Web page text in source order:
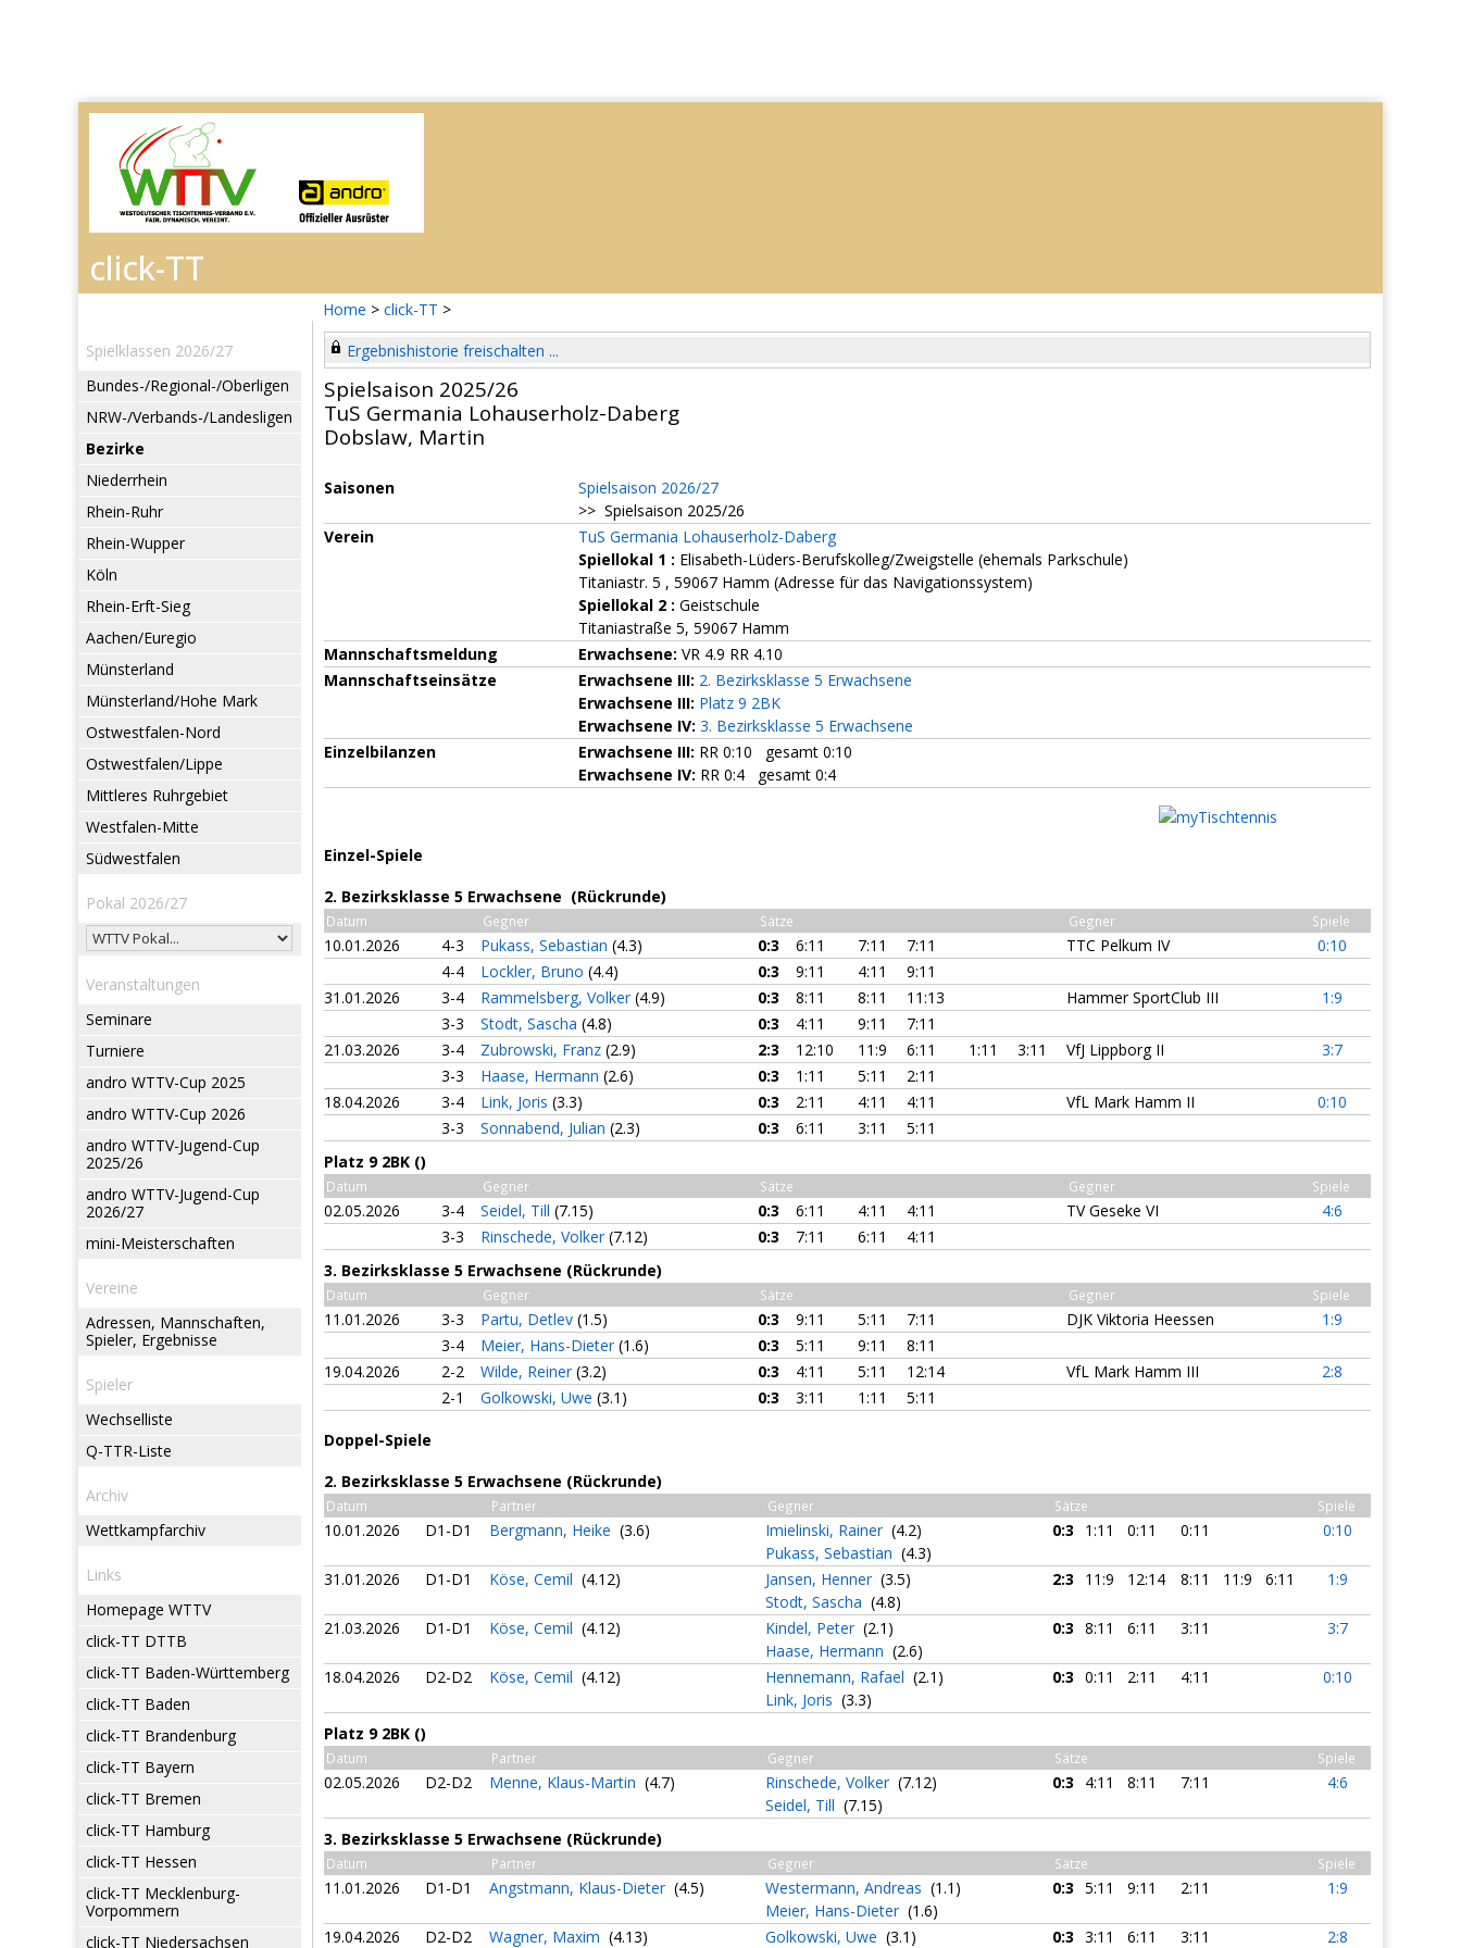
Home > click-TT >
Spielklassen 2026/27
Bundes-/Regional-/Oberligen
NRW-/Verbands-/Landesligen
Bezirke
Niederrhein
Rhein-Ruhr
Rhein-Wupper
Köln
Rhein-Erft-Sieg
Aachen/Euregio
Münsterland
Münsterland/Hohe Mark
Ostwestfalen-Nord
Ostwestfalen/Lippe
Mittleres Ruhrgebiet
Westfalen-Mitte
Südwestfalen
Pokal 2026/27
Veranstaltungen
Seminare
Turniere
andro WTTV-Cup 2025
andro WTTV-Cup 2026
andro WTTV-Jugend-Cup
2025/26
andro WTTV-Jugend-Cup
2026/27
mini-Meisterschaften
Vereine
Adressen, Mannschaften,
Spieler, Ergebnisse
Spieler
Wechselliste
Q-TTR-Liste
Archiv
Wettkampfarchiv
Links
Homepage WTTV
click-TT DTTB
click-TT Baden-Württemberg
click-TT Baden
click-TT Brandenburg
click-TT Bayern
click-TT Bremen
click-TT Hamburg
click-TT Hessen
click-TT Mecklenburg-
Vorpommern
click-TT Niedersachsen
Ergebnishistorie freischalten ...
Spielsaison 2025/26
TuS Germania Lohauserholz-Daberg
Dobslaw, Martin
Saisonen
Spielsaison 2026/27
>> Spielsaison 2025/26
Verein
TuS Germania Lohauserholz-Daberg
Spiellokal 1 : Elisabeth-Lüders-Berufskolleg/Zweigstelle (ehemals Parkschule)
Titaniastr. 5 , 59067 Hamm (Adresse für das Navigationssystem)
Spiellokal 2 : Geistschule
Titaniastraße 5, 59067 Hamm
Mannschaftsmeldung
Erwachsene: VR 4.9 RR 4.10
Mannschaftseinsätze
Erwachsene III: 2. Bezirksklasse 5 Erwachsene
Erwachsene III: Platz 9 2BK
Erwachsene IV: 3. Bezirksklasse 5 Erwachsene
Einzelbilanzen
Erwachsene III: RR 0:10 gesamt 0:10
Erwachsene IV: RR 0:4 gesamt 0:4
Einzel-Spiele
2. Bezirksklasse 5 Erwachsene (Rückrunde)
Datum Gegner Sätze Gegner Spiele
10.01.2026 4-3 Pukass, Sebastian (4.3) 0:3 6:11 7:11 7:11 TTC Pelkum IV
0:10
4-4
Lockler, Bruno (4.4) 0:3 9:11 4:11
9:11
31.01.2026
3-4 Rammelsberg, Volker (4.9) 0:3 8:11 8:11 11:13 Hammer SportClub III
1:9
3-3
Stodt, Sascha (4.8) 0:3 4:11 9:11
7:11
21.03.2026
3-4 Zubrowski, Franz (2.9) 2:3 12:10 11:9 6:11 1:11 3:11 VfJ Lippborg II
3:7
3-3
Haase, Hermann (2.6) 0:3 1:11 5:11
2:11
18.04.2026
3-4 Link, Joris (3.3) 0:3 2:11 4:11 4:11 VfL Mark Hamm II
0:10
3-3
Sonnabend, Julian (2.3) 0:3 6:11 3:11
5:11
Platz 9 2BK ()
Datum Gegner Sätze Gegner Spiele
02.05.2026 3-4 Seidel, Till (7.15) 0:3 6:11 4:11 4:11 TV Geseke VI
4:6
3-3
Rinschede, Volker (7.12) 0:3 7:11 6:11
4:11
3. Bezirksklasse 5 Erwachsene (Rückrunde)
Datum Gegner Sätze Gegner Spiele
11.01.2026 3-3 Partu, Detlev (1.5) 0:3 9:11 5:11 7:11 DJK Viktoria Heessen
1:9
3-4
Meier, Hans-Dieter (1.6) 0:3 5:11 9:11
8:11
19.04.2026
2-2 Wilde, Reiner (3.2) 0:3 4:11 5:11 12:14 VfL Mark Hamm III
2:8
2-1
Golkowski, Uwe (3.1) 0:3 3:11 1:11 5:11
Doppel-Spiele
2. Bezirksklasse 5 Erwachsene (Rückrunde)
Datum Partner Gegner Sätze Spiele
10.01.2026 D1-D1 Bergmann, Heike (3.6) Imielinski, Rainer (4.2)
Pukass, Sebastian (4.3)
0:3 1:11 0:11 0:11 0:10
31.01.2026 D1-D1 Köse, Cemil (4.12) Jansen, Henner (3.5)
Stodt, Sascha (4.8)
2:3 11:9 12:14 8:11 11:9 6:11 1:9
21.03.2026 D1-D1 Köse, Cemil (4.12) Kindel, Peter (2.1)
Haase, Hermann (2.6)
0:3 8:11 6:11 3:11 3:7
18.04.2026 D2-D2 Köse, Cemil (4.12) Hennemann, Rafael (2.1)
Link, Joris (3.3)
0:3 0:11 2:11 4:11 0:10
Platz 9 2BK ()
Datum Partner Gegner Sätze Spiele
02.05.2026 D2-D2 Menne, Klaus-Martin (4.7) Rinschede, Volker (7.12)
Seidel, Till (7.15)
0:3 4:11 8:11 7:11 4:6
3. Bezirksklasse 5 Erwachsene (Rückrunde)
Datum Partner Gegner Sätze Spiele
11.01.2026 D1-D1 Angstmann, Klaus-Dieter (4.5) Westermann, Andreas (1.1)
Meier, Hans-Dieter (1.6)
0:3 5:11 9:11 2:11 1:9
19.04.2026 D2-D2 Wagner, Maxim (4.13) Golkowski, Uwe (3.1) 0:3 3:11 6:11 3:11 2:8